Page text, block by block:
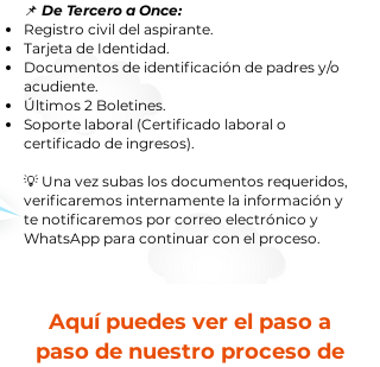
📌 De Tercero a Once:
Registro civil del aspirante.
Tarjeta de Identidad.
Documentos de identificación de padres y/o
acudiente.
Últimos 2 Boletines.
Soporte laboral (Certificado laboral o
certificado de ingresos).
💡 Una vez subas los documentos requeridos,
verificaremos internamente la información y
te notificaremos por correo electrónico y
WhatsApp para continuar con el proceso.
Aquí puedes ver el paso a
paso de nuestro proceso de